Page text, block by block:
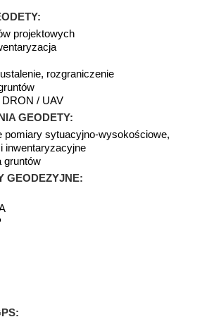
projektowych
rozgraniczenie
/ UAV
GEODETY:
pomiary sytuacyjno-wysokościowe,
inwentaryzacyjne
gruntów
GEODEZYJNE: